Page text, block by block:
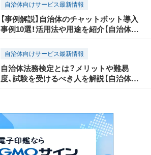
自治体向けサービス最新情報
【事例解説】自治体のチャットボット導入
事例10選！活用法や用途を紹介【自治体事
自治体向けサービス最新情報
自治体法務検定とは？メリットや難易
度、試験を受けるべき人を解説【自治体事